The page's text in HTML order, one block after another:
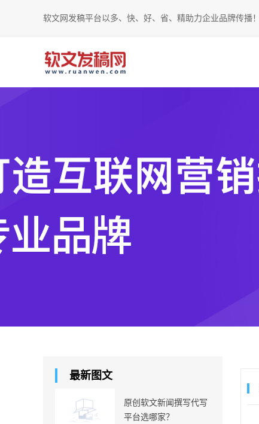
软文网发稿平台以多、快、好、省、精助力企业品牌传播！
最新图文
原创软文新闻撰写代写
平台选哪家？